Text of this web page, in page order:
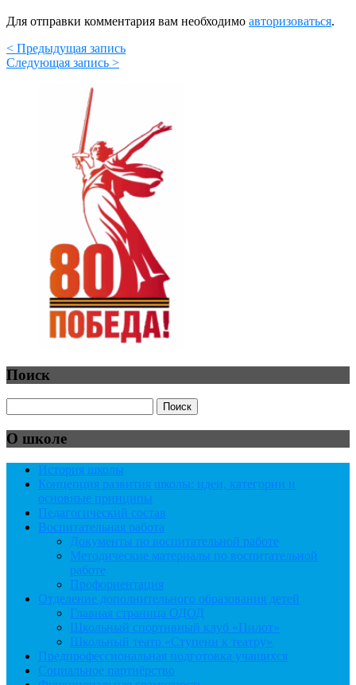
Для отправки комментария вам необходимо авторизоваться.
< Предыдущая запись
Следующая запись >
Поиск
О школе
История школы
Концепция развития школы: идеи, категории и
основные принципы
Педагогический состав
Воспитательная работа
Документы по воспитательной работе
Методические материалы по воспитательной
работе
Профориентация
Отделение дополнительного образования детей
Главная страница ОДОД
Школьный спортивный клуб «Пилот»
Школьный театр «Ступени к театру»
Предпрофессиональная подготовка учащихся
Социальное партнёрство